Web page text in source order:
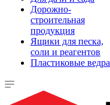
Дорожно-
строительная
продукция
Ящики для песка,
соли и реагентов
Пластиковые ведра